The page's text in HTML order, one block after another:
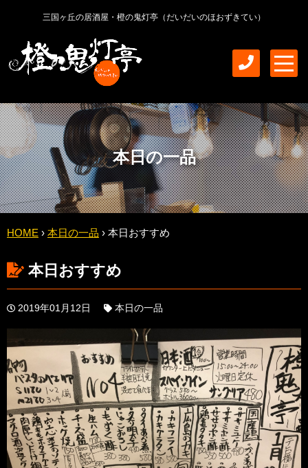
三国ヶ丘の居酒屋・橙の鬼灯亭（だいだいのほおずきてい）
m
n
u
本日の一品
HOME › 本日の一品 › 本日おすすめ
本日おすすめ
2019年01月12日 本日の一品